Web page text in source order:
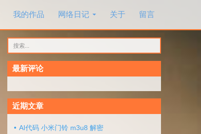
我的作品 网络日记 关于 留言
索：
最新评论
近期文章
AI代码 小米门铃 m3u8 解密